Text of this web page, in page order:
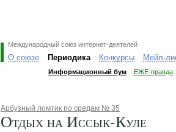
Международный союз интернет-деятелей
О союзе Периодика Конкурсы Мейл-
Информационный бум ЕЖЕ-правда
Арбузный ломтик по средам № 35
Отдых на Иссык-Куле